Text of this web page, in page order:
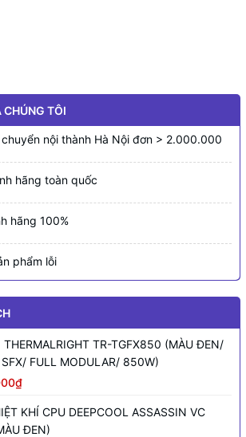
CHÚNG TÔI
nội thành Hà Nội đơn > 2.000.000
hãng toàn quốc
hãng 100%
phẩm lỗi
THERMALRIGHT TR-TGFX850 (MÀU ĐEN/
FULL MODULAR/ 850W)
KHÍ CPU DEEPCOOL ASSASSIN VC
ĐEN)